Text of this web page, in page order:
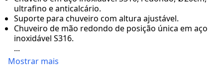
ultrafino e anticalcário.
Suporte para chuveiro com altura ajustável.
Chuveiro de mão redondo de posição única em aço
inoxidável S316.
...
Mostrar mais